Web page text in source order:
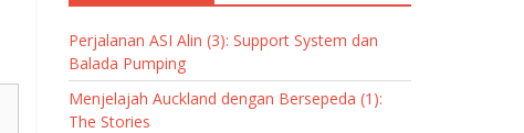
Perjalanan ASI Alin (3): Support System dan
Balada Pumping
Menjelajah Auckland dengan Bersepeda (1):
The Stories